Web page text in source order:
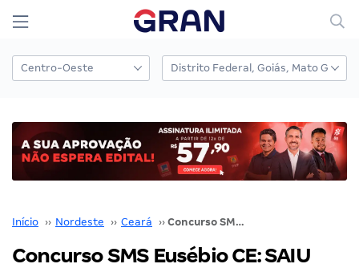
Início ›› Nordeste ›› Ceará ›› Concurso SMS Eusébio CE: SAIU edital! 200 vagas! Confira!
Concurso SMS Eusébio CE: SAIU